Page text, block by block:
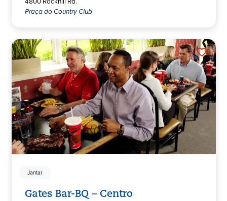
Praça do Country Club
Jantar
Gates Bar-BQ – Centro